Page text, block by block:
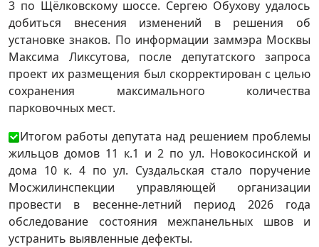
3 по Щёлковскому шоссе. Сергею Обухову удалось
добиться внесения изменений в решения об
установке знаков. По информации заммэра Москвы
Максима Ликсутова, после депутатского запроса
проект их размещения был скорректирован с целью
сохранения максимального количества
парковочных мест.
Итогом работы депутата над решением проблемы
жильцов домов 11 к.1 и 2 по ул. Новокосинской и
дома 10 к. 4 по ул. Суздальская стало поручение
Мосжилинспекции управляющей организации
провести в весенне-летний период 2026 года
обследование состояния межпанельных швов и
устранить выявленные дефекты.